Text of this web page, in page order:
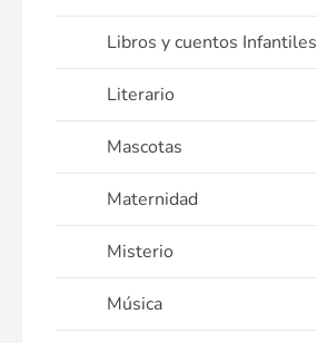
Libros y cuentos Infantiles
Literario
Mascotas
Maternidad
Misterio
Música